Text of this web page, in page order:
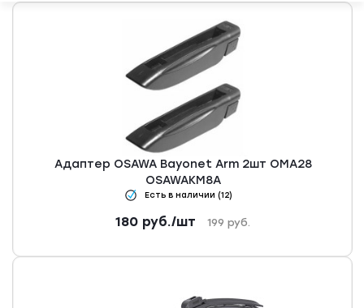
Адаптер OSAWA Bayonet Arm 2шт OMA28
OSAWAKM8A
Есть в наличии (12)
180 руб./шт 199 руб.